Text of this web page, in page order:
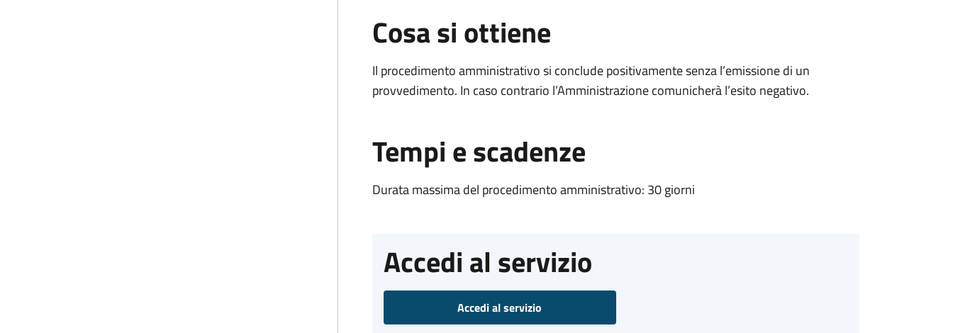
Cosa si ottiene
Il procedimento amministrativo si conclude positivamente senza l’emissione di un
provvedimento. In caso contrario l’Amministrazione comunicherà l’esito negativo.
Tempi e scadenze
Durata massima del procedimento amministrativo: 30 giorni
Accedi al servizio
Accedi al servizio